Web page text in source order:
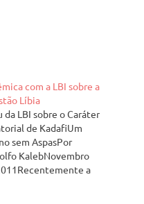
com a LBI sobre a
Líbia
da LBI sobre o Caráter
de KadafiUm
sem AspasPor
KalebNovembro
a